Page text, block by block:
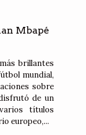
Mbapé
brillantes
mundial,
sobre
de un
títulos
europeo,...